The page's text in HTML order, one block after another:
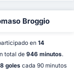
Broggio
en 14
total de 946 minutos.
goles cada 90 minutos